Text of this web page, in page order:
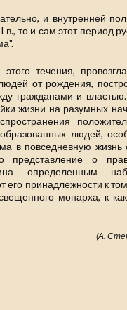
и внутренней
то и сам этот период
течения,
от рождения,
гражданами и
жизни на разумных
людей,
в повседневную жизнь
представление о
определенным
его принадлежности к
монарха, к
(А.